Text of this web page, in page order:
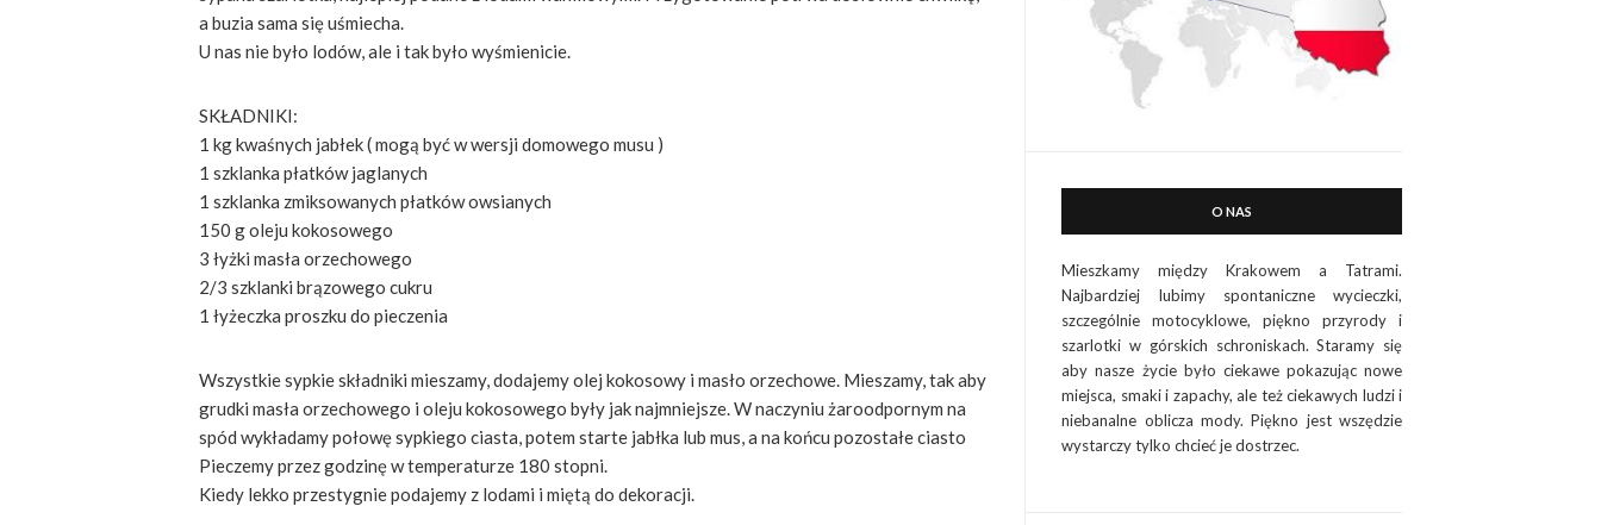
a buzia sama się uśmiecha.
U nas nie było lodów, ale i tak było wyśmienicie.
SKŁADNIKI:
1 kg kwaśnych jabłek ( mogą być w wersji domowego musu )
1 szklanka płatków jaglanych
1 szklanka zmiksowanych płatków owsianych
150 g oleju kokosowego
3 łyżki masła orzechowego
2/3 szklanki brązowego cukru
1 łyżeczka proszku do pieczenia
Wszystkie sypkie składniki mieszamy, dodajemy olej kokosowy i masło orzechowe. Mieszamy, tak aby
grudki masła orzechowego i oleju kokosowego były jak najmniejsze. W naczyniu żaroodpornym na
spód wykładamy połowę sypkiego ciasta, potem starte jabłka lub mus, a na końcu pozostałe ciasto
Pieczemy przez godzinę w temperaturze 180 stopni.
Kiedy lekko przestygnie podajemy z lodami i miętą do dekoracji.
O NAS
Mieszkamy między Krakowem a Tatrami.
Najbardziej lubimy spontaniczne wycieczki,
szczególnie motocyklowe, piękno przyrody i
szarlotki w górskich schroniskach. Staramy się
aby nasze życie było ciekawe pokazując nowe
miejsca, smaki i zapachy, ale też ciekawych ludzi i
niebanalne oblicza mody. Piękno jest wszędzie
wystarczy tylko chcieć je dostrzec.